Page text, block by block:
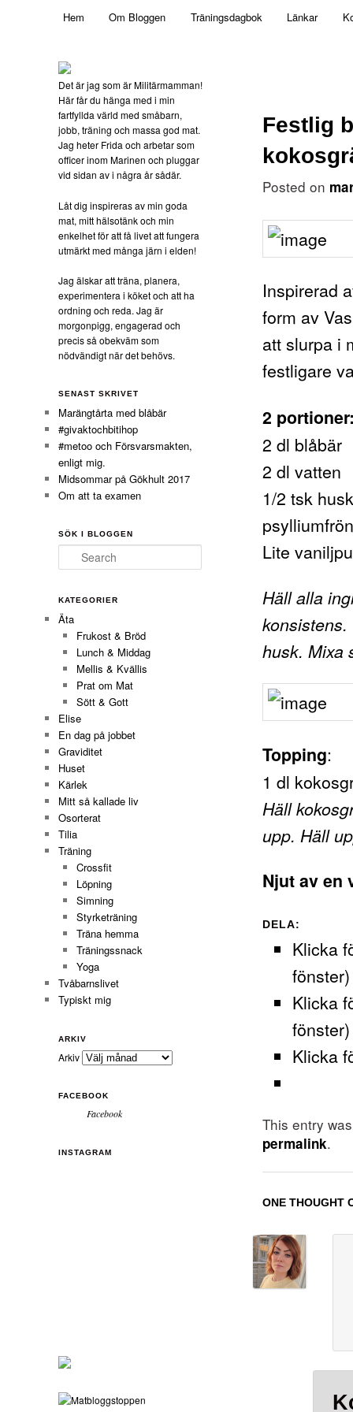
Militärmamman
Skip to primary content
Hem Om Bloggen Träningsdagbok Länkar
Festlig
Posted on
Inspirerad
form av
att slurpa i
festligare
2
2 dl blåbär
2 dl vatten
1/2 tsk
Lite
Häll alla
husk. Mixa
Topping:
1 dl
Häll
upp. Häll
Njut av en
DELA:
Klicka
fönster)
Klicka
fönster)
Klicka
This entry
permalink.
ONE THOUGHT
Det är jag som är Militärmamman!
Här får du hänga med i min
fartfyllda värld med småbarn,
jobb, träning och massa god mat.
Jag heter Frida och arbetar som
officer inom Marinen och pluggar
vid sidan av i några år sådär.
Låt dig inspireras av min goda
mat, mitt hälsotänk och min
enkelhet för att få livet att fungera
utmärkt med många järn i elden!
Jag älskar att träna, planera,
experimentera i köket och att ha
ordning och reda. Jag är
morgonpigg, engagerad och
precis så obekväm som
nödvändigt när det behövs.
SENAST SKRIVET
Marängtårta med blåbär
#givaktochbitihop
#metoo och Försvarsmakten,
enligt mig.
Midsommar på Gökhult 2017
Om att ta examen
SÖK I BLOGGEN
Search
KATEGORIER
Äta
Frukost & Bröd
Lunch & Middag
Mellis & Kvällis
Prat om Mat
Sött & Gott
Elise
En dag på jobbet
Graviditet
Huset
Kärlek
Mitt så kallade liv
Osorterat
Tilia
Träning
Crossfit
Löpning
Simning
Styrketräning
Träna hemma
Träningssnack
Yoga
Tvåbarnslivet
Typiskt mig
ARKIV
Arkiv
FACEBOOK
Facebook
INSTAGRAM